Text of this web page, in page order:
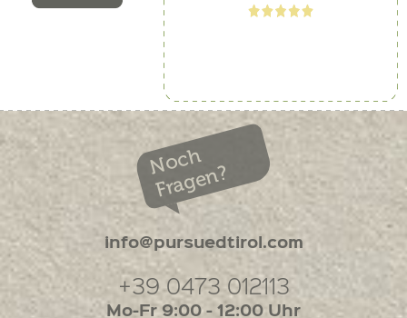
Noch
Fragen?
info@pursuedtirol.com
+39 0473 012113
Mo-Fr 9:00 - 12:00 Uhr